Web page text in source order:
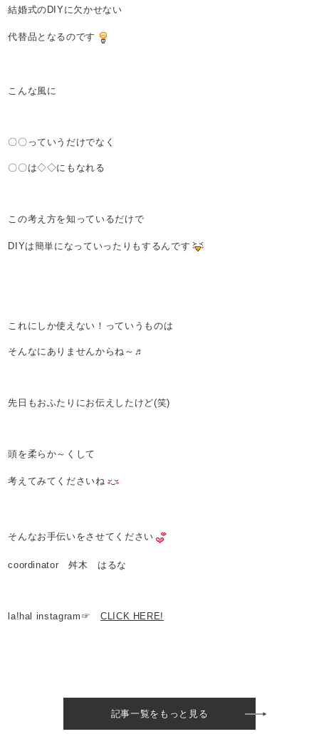
結婚式のDIYに欠かせない
代替品となるのです
こんな風に
〇〇っていうだけでなく
〇〇は◇◇にもなれる
この考え方を知っているだけで
DIYは簡単になっていったりもするんです
これにしか使えない！っていうものは
そんなにありませんからね～♬
先日もおふたりにお伝えしたけど(笑)
頭を柔らか～くして
考えてみてくださいね
そんなお手伝いをさせてください
coordinator 舛木 はるな
la!hal instagram☞ CLICK HERE!
記事一覧をもっと見る